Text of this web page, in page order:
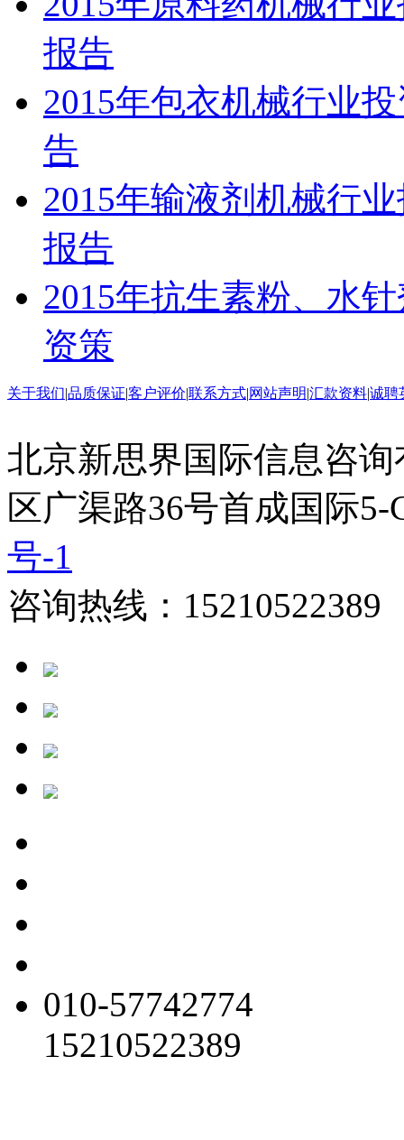
报告
2015年包衣机械行业
告
2015年输液剂机械行
报告
2015年抗生素粉、水
资策
关于我们|品质保证|客户评价|联系方式|网站声明|汇款资料|诚聘
北京新思界国际信息咨
区广渠路36号首成国际
号-1
咨询热线：
010-57742774
15210522389